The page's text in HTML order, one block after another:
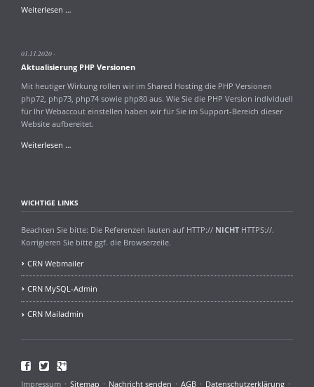
Weiterlesen …
01.11.2020
Aktualisierung PHP Versionen
Mit heutiger Wirkung rollen wir im Shared Hosting die PHP Versionen
php72, php73, php74 sowie php80 aus. Wie Sie die PHP Version individuell
für Ihr Webaccout einstellen haben wir für Sie im Support-Bereich dieser
Website aufbereitet.
Weiterlesen …
WICHTIGE LINKS
Beachten Sie bitte: Die Referenzen lauten auf HTTP:// NICHTHTTPS://.
Korrigieren Sie bitte ggf. die Browserzeile.
CRN Webmailer
CRN MySQL-Admin
CRN Mailadmin
Facebook
Twitter
Navigation
Impressum Sitemap Nachricht senden AGB Datenschutzerklärung